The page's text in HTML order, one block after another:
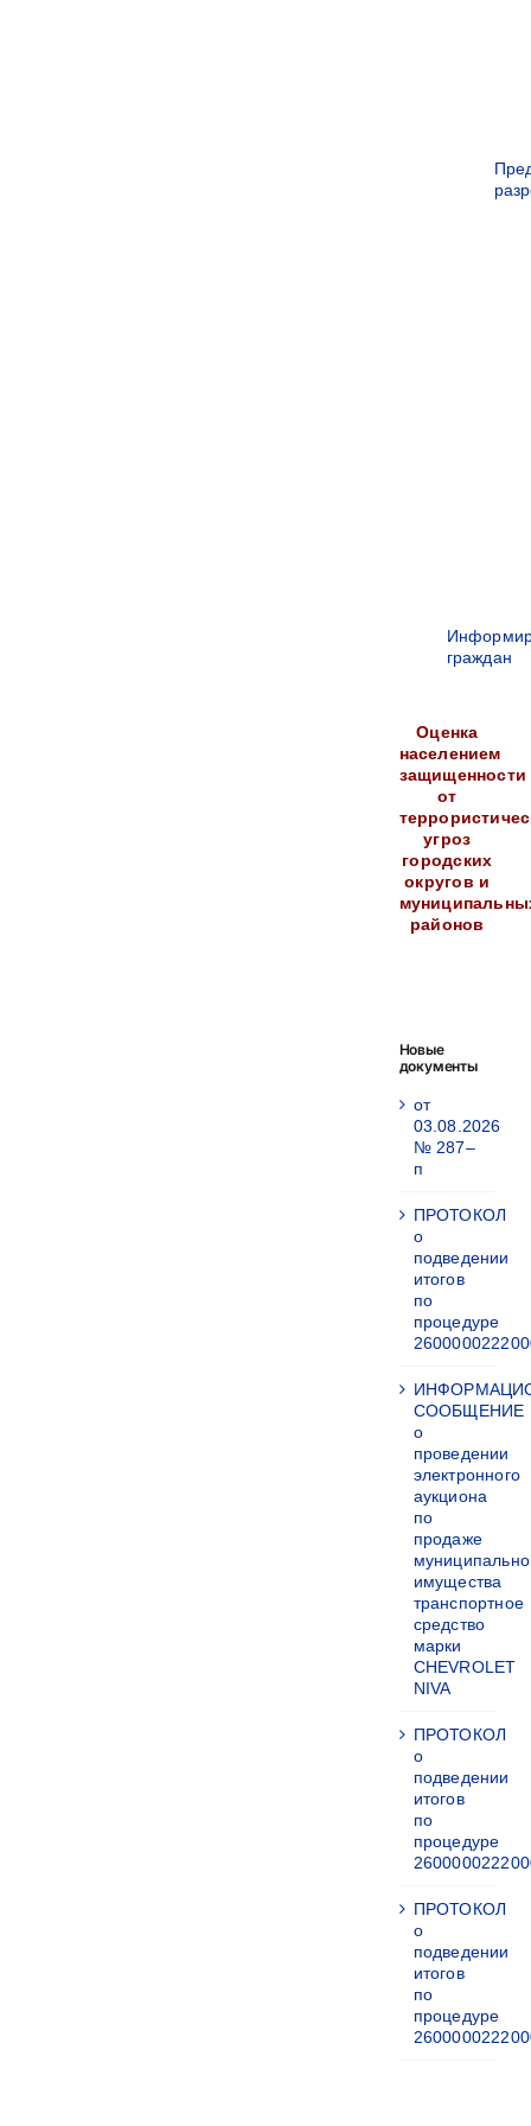
граждан
Оценка
населением
защищенности
от
угроз
городских
округов и
районов
Новые
документы
от
03.08.2026
№ 287–
п
ПРОТОКОЛ
о
подведении
итогов
по
процедуре
СООБЩЕНИЕ
о
проведении
электронного
аукциона
по
продаже
имущества
транспортное
средство
марки
CHEVROLET
NIVA
ПРОТОКОЛ
о
подведении
итогов
по
процедуре
ПРОТОКОЛ
о
подведении
итогов
по
процедуре